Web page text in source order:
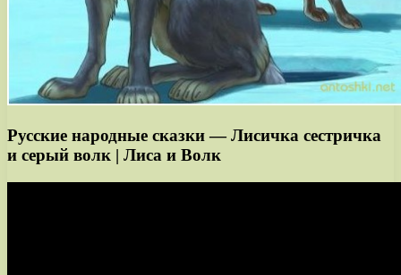
Русские народные сказки — Лисичка сестричка
и серый волк | Лиса и Волк